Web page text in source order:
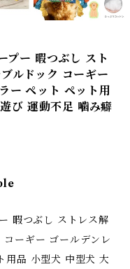
プー 暇つぶし スト
ルドック コーギー
ー ペット ペット用
び 運動不足 噛み癖
暇つぶし ストレス解
ーギー ゴールデンレ
用品 小型犬 中型犬 大